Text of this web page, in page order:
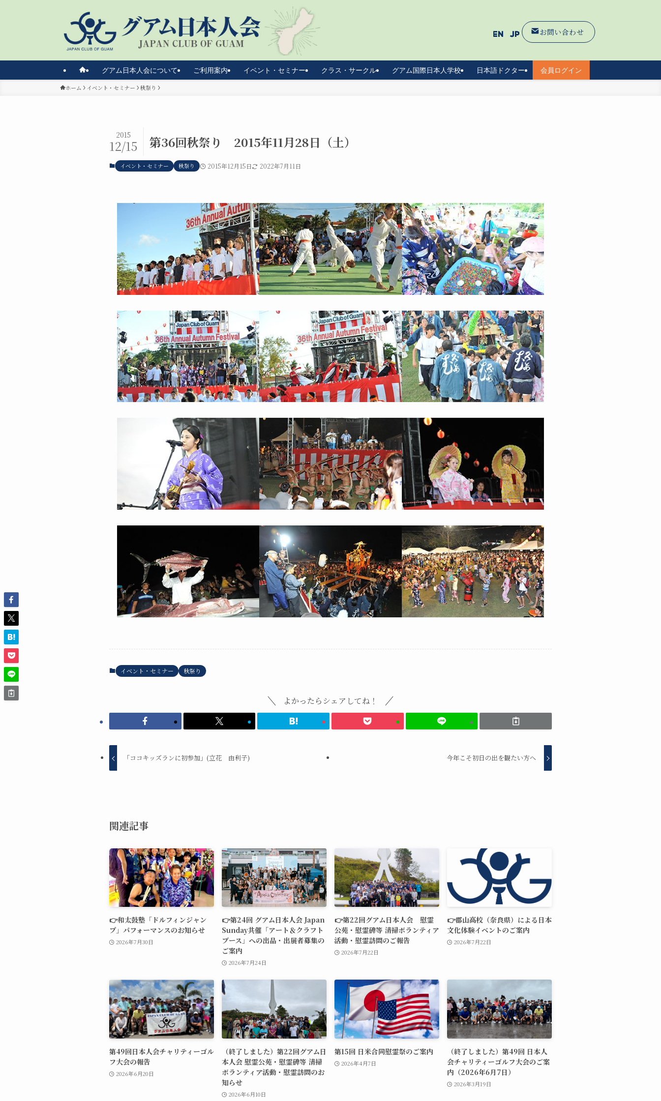
グアム日本人会について ご利用案内 イベント・セミナー クラス・サークル グアム国際日本人学校 日本語ドクター 会員ログイン
お問い合わせ
ホーム イベント・セミナー 秋祭り
第36回秋祭り 2015年11月28日（土）
2015
12/15
イベント・セミナー 秋祭り 2015年12月15日 2022年7月11日
イベント・セミナー 秋祭り
よかったらシェアしてね！
「ココキッズランに初参加」(立花 由利子) 今年こそ初日の出を観たい方へ
関連記事
👉和太鼓塾「ドルフィンジャン
プ」パフォーマンスのお知らせ
2026年7月30日
👉第24回 グアム日本人会 Japan
Sunday共催「アート＆クラフト
ブース」への出品・出展者募集の
ご案内
2026年7月24日
👉第22回グアム日本人会 慰霊
公苑・慰霊碑等 清掃ボランティア
活動・慰霊訪問のご報告
2026年7月22日
👉郡山高校（奈良県）による日本
文化体験イベントのご案内
2026年7月22日
第49回日本人会チャリティーゴル
フ大会の報告
2026年6月20日
（終了しました）第22回グアム日
本人会 慰霊公苑・慰霊碑等 清掃
ボランティア活動・慰霊訪問のお
知らせ
2026年6月10日
第15回 日米合同慰霊祭のご案内
2026年4月7日
（終了しました）第49回 日本人
会チャリティーゴルフ大会のご案
内（2026年6月7日）
2026年3月19日